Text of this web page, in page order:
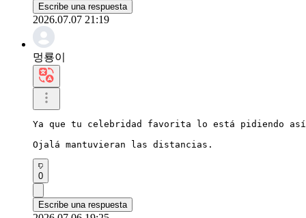
Escribe una respuesta
2026.07.07 21:19
멍룡이
Ya que tu celebridad favorita lo está pidiendo
Ojalá mantuvieran las distancias.
0
Escribe una respuesta